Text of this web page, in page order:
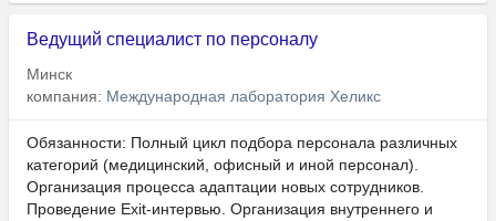
Ведущий специалист по персоналу
Минск
компания: Международная лаборатория Хеликс
Обязанности: Полный цикл подбора персонала различных
категорий (медицинский, офисный и иной персонал).
Организация процесса адаптации новых сотрудников.
Проведение Exit-интервью. Организация внутреннего и